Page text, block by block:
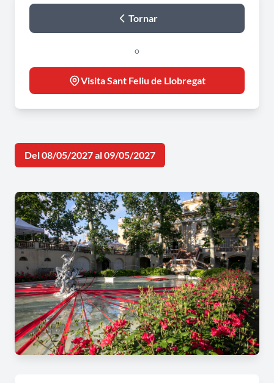
Tornar
o
Visita Sant Feliu de Llobregat
Del 08/05/2027 al 09/05/2027